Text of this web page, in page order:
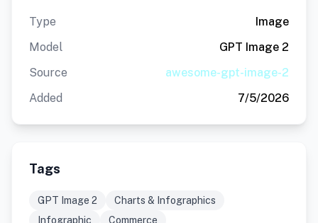
Type
Image
Model
GPT Image 2
Source
awesome-gpt-image-2
Added
7/5/2026
Tags
GPT Image 2
Charts & Infographics
Infographic
Commerce